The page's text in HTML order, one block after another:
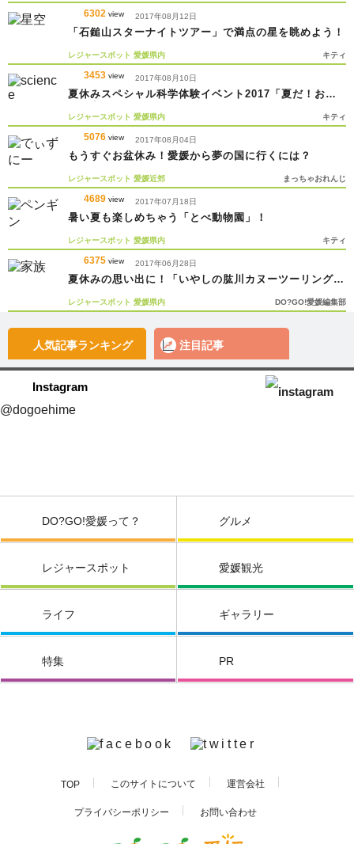
6302 view 2017年08月12日
「石鎚山スターナイトツアー」で満点の星を眺めよう！
レジャースポット 愛媛県内 キティ
3453 view 2017年08月10日
夏休みスペシャル科学体験イベント2017「夏だ！おも
レジャースポット 愛媛県内 キティ
5076 view 2017年08月04日
もうすぐお盆休み！愛媛から夢の国に行くには？
レジャースポット 愛媛近郊 まっちゃおれんじ
4689 view 2017年07月18日
暑い夏も楽しめちゃう「とべ動物園」！
レジャースポット 愛媛県内 キティ
6375 view 2017年06月28日
夏休みの思い出に！「いやしの肱川カヌーツーリング」
レジャースポット 愛媛県内 DO?GO!愛媛編集部
人気記事ランキング 注目記事
Instagram
@dogoehime
DO?GO!愛媛って？ グルメ
レジャースポット 愛媛観光
ライフ ギャラリー
特集 PR
TOP このサイトについて 運営会社
プライバシーポリシー お問い合わせ